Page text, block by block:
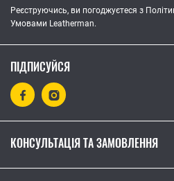
Реєструючись, ви погоджуєтеся з
Умовами Leatherman.
ПІДПИСУЙСЯ
КОНСУЛЬТАЦІЯ ТА ЗАМОВЛЕННЯ